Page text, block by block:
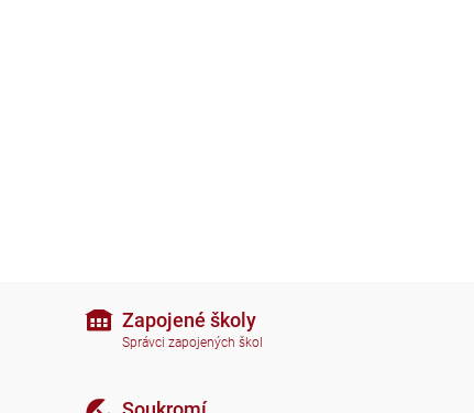
Zapojené školy
Správci zapojených škol